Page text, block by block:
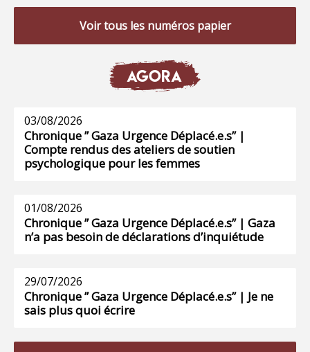
Voir tous les numéros papier
AGORA
03/08/2026
Chronique ” Gaza Urgence Déplacé.e.s” |
Compte rendus des ateliers de soutien
psychologique pour les femmes
01/08/2026
Chronique ” Gaza Urgence Déplacé.e.s” | Gaza
n’a pas besoin de déclarations d’inquiétude
29/07/2026
Chronique ” Gaza Urgence Déplacé.e.s” | Je ne
sais plus quoi écrire